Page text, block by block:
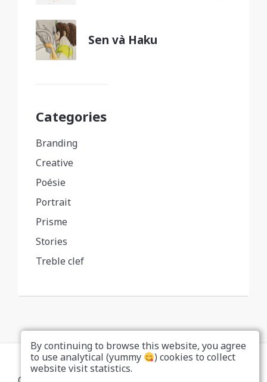
Sen và Haku
Categories
Branding
Creative
Poésie
Portrait
Prisme
Stories
Treble clef
By continuing to browse this website, you agree
to use analytical (yummy
) cookies to collect
website visit statistics.